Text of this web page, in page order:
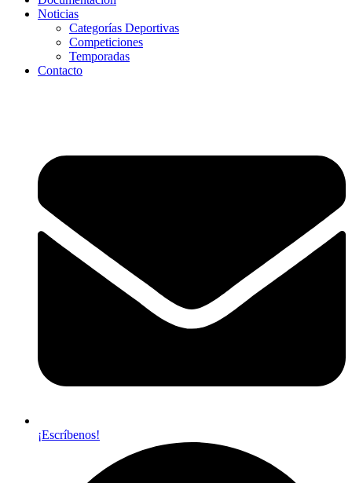
Noticias
Categorías Deportivas
Competiciones
Temporadas
Contacto
¡Escríbenos!